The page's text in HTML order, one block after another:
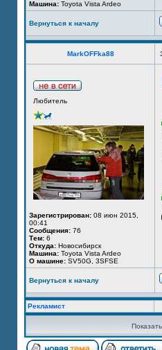
Машина: Toyota Vista Ardeo
Вернуться к началу
MarkOFFka88
Любитель
Зарегистрирован: 08 июн 2015,
00:41
Сообщения: 76
Тем: 6
Откуда: Новосибирск
Машина: Toyota Vista Ardeo
О машине: SV50G, 3SFSE
Вернуться к началу
Рекламист